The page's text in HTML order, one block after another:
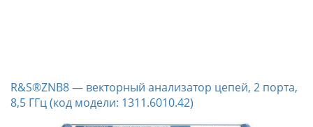
R&S®ZNB8 — векторный анализатор цепей, 2 порта,
8,5 ГГц (код модели: 1311.6010.42)